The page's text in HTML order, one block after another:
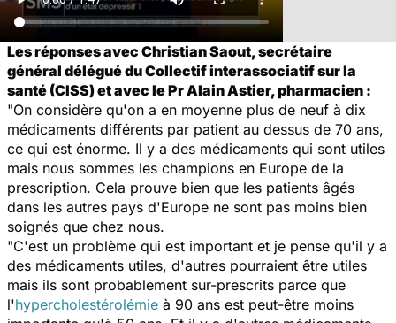
Les réponses avec Christian Saout, secrétaire
général délégué du Collectif interassociatif sur la
santé (CISS) et avec le Pr Alain Astier, pharmacien :
"On considère qu'on a en moyenne plus de neuf à dix
médicaments différents par patient au dessus de 70 ans,
ce qui est énorme. Il y a des médicaments qui sont utiles
mais nous sommes les champions en Europe de la
prescription. Cela prouve bien que les patients âgés
dans les autres pays d'Europe ne sont pas moins bien
soignés que chez nous.
"C'est un problème qui est important et je pense qu'il y a
des médicaments utiles, d'autres pourraient être utiles
mais ils sont probablement sur-prescrits parce que
l'hypercholestérolémie à 90 ans est peut-être moins